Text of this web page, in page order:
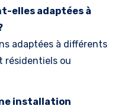
elles adaptées à
adaptées à différents
résidentiels ou
installation